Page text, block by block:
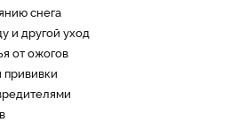
снега
и другой уход
от ожогов
прививки